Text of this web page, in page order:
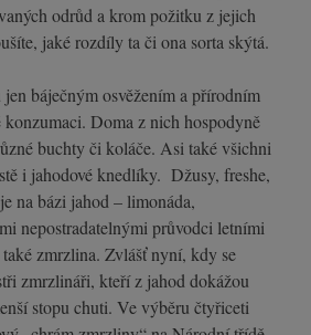
odrůd a krom požitku z jejich
jaké rozdíly ta či ona sorta skýtá.
báječným osvěžením a přírodním
Doma z nich hospodyně
buchty či koláče. Asi také všichni
i jahodové knedlíky. Džusy, freshe,
na bázi jahod – limonáda,
nepostradatelnými průvodci letními
zmrzlina. Zvlášť nyní, kdy se
zmrzlináři, kteří z jahod dokážou
stopu chuti. Ve výběru čtyřiceti